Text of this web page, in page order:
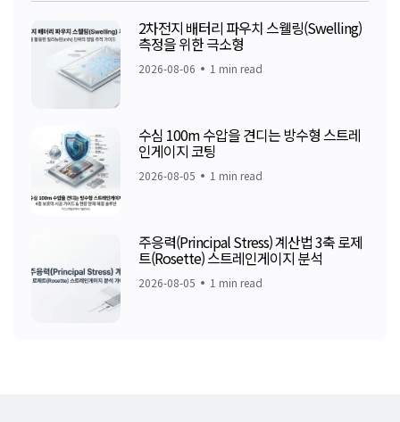
2차전지 배터리 파우치 스웰링(Swelling)
측정을 위한 극소형
2026-08-06 1 min read
수심 100m 수압을 견디는 방수형 스트레
인게이지 코팅
2026-08-05 1 min read
주응력(Principal Stress) 계산법 3축 로제
트(Rosette) 스트레인게이지 분석
2026-08-05 1 min read